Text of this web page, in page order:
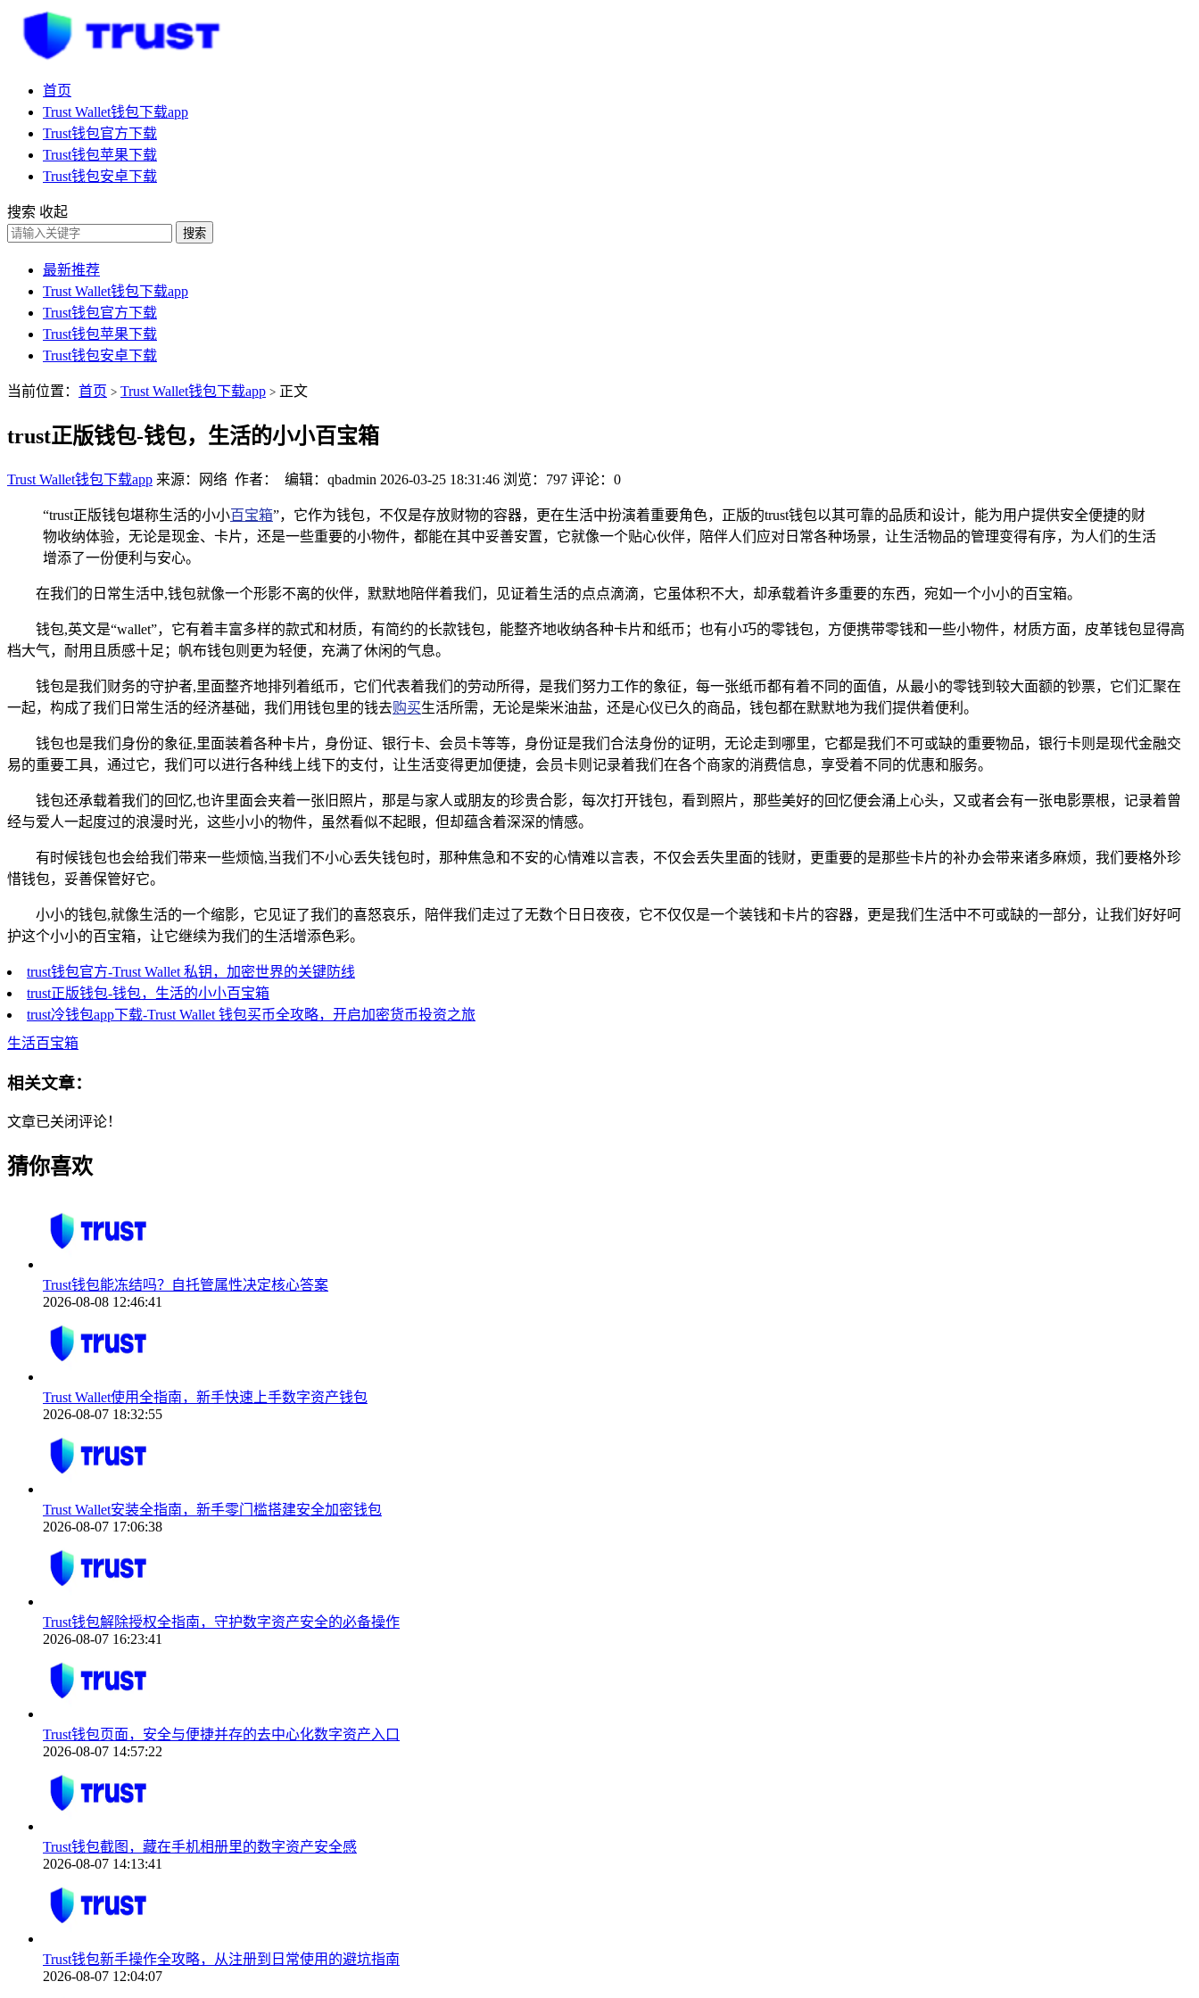
首页
Trust Wallet钱包下载app
Trust钱包官方下载
Trust钱包苹果下载
Trust钱包安卓下载
搜索 收起
搜索
最新推荐
Trust Wallet钱包下载app
Trust钱包官方下载
Trust钱包苹果下载
Trust钱包安卓下载
当前位置： 首页 > Trust Wallet钱包下载app > 正文
trust正版钱包-钱包，生活的小小百宝箱
Trust Wallet钱包下载app 来源：网络 作者： 编辑：qbadmin 2026-03-25 18:31:46 浏览：797 评论：0
“trust正版钱包堪称生活的小小百宝箱”，它作为钱包，不仅是存放财物的容器，更在生活中扮演着重要角色，正版的trust钱包以其可靠的品质和设计，能为用户提供安全便捷的财
物收纳体验，无论是现金、卡片，还是一些重要的小物件，都能在其中妥善安置，它就像一个贴心伙伴，陪伴人们应对日常各种场景，让生活物品的管理变得有序，为人们的生活
增添了一份便利与安心。
在我们的日常生活中,钱包就像一个形影不离的伙伴，默默地陪伴着我们，见证着生活的点点滴滴，它虽体积不大，却承载着许多重要的东西，宛如一个小小的百宝箱。
钱包,英文是“wallet”，它有着丰富多样的款式和材质，有简约的长款钱包，能整齐地收纳各种卡片和纸币；也有小巧的零钱包，方便携带零钱和一些小物件，材质方面，皮革钱包显得高
档大气，耐用且质感十足；帆布钱包则更为轻便，充满了休闲的气息。
钱包是我们财务的守护者,里面整齐地排列着纸币，它们代表着我们的劳动所得，是我们努力工作的象征，每一张纸币都有着不同的面值，从最小的零钱到较大面额的钞票，它们汇聚在
一起，构成了我们日常生活的经济基础，我们用钱包里的钱去购买生活所需，无论是柴米油盐，还是心仪已久的商品，钱包都在默默地为我们提供着便利。
钱包也是我们身份的象征,里面装着各种卡片，身份证、银行卡、会员卡等等，身份证是我们合法身份的证明，无论走到哪里，它都是我们不可或缺的重要物品，银行卡则是现代金融交
易的重要工具，通过它，我们可以进行各种线上线下的支付，让生活变得更加便捷，会员卡则记录着我们在各个商家的消费信息，享受着不同的优惠和服务。
钱包还承载着我们的回忆,也许里面会夹着一张旧照片，那是与家人或朋友的珍贵合影，每次打开钱包，看到照片，那些美好的回忆便会涌上心头，又或者会有一张电影票根，记录着曾
经与爱人一起度过的浪漫时光，这些小小的物件，虽然看似不起眼，但却蕴含着深深的情感。
有时候钱包也会给我们带来一些烦恼,当我们不小心丢失钱包时，那种焦急和不安的心情难以言表，不仅会丢失里面的钱财，更重要的是那些卡片的补办会带来诸多麻烦，我们要格外珍
惜钱包，妥善保管好它。
小小的钱包,就像生活的一个缩影，它见证了我们的喜怒哀乐，陪伴我们走过了无数个日日夜夜，它不仅仅是一个装钱和卡片的容器，更是我们生活中不可或缺的一部分，让我们好好呵
护这个小小的百宝箱，让它继续为我们的生活增添色彩。
trust钱包官方-Trust Wallet 私钥，加密世界的关键防线
trust正版钱包-钱包，生活的小小百宝箱
trust冷钱包app下载-Trust Wallet 钱包买币全攻略，开启加密货币投资之旅
生活百宝箱
相关文章：
文章已关闭评论！
猜你喜欢
Trust钱包能冻结吗？自托管属性决定核心答案
2026-08-08 12:46:41
Trust Wallet使用全指南，新手快速上手数字资产钱包
2026-08-07 18:32:55
Trust Wallet安装全指南，新手零门槛搭建安全加密钱包
2026-08-07 17:06:38
Trust钱包解除授权全指南，守护数字资产安全的必备操作
2026-08-07 16:23:41
Trust钱包页面，安全与便捷并存的去中心化数字资产入口
2026-08-07 14:57:22
Trust钱包截图，藏在手机相册里的数字资产安全感
2026-08-07 14:13:41
Trust钱包新手操作全攻略，从注册到日常使用的避坑指南
2026-08-07 12:04:07